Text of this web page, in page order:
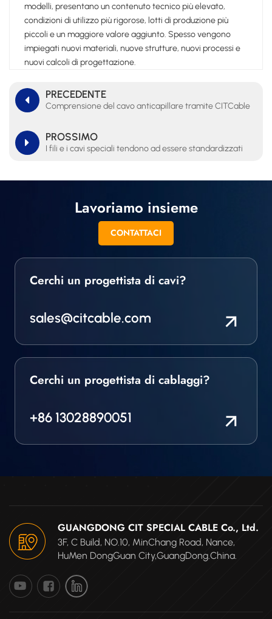
modelli, presentano un contenuto tecnico più elevato,
condizioni di utilizzo più rigorose, lotti di produzione più
piccoli e un maggiore valore aggiunto. Spesso vengono
impiegati nuovi materiali, nuove strutture, nuovi processi e
nuovi calcoli di progettazione.
PRECEDENTE
Comprensione del cavo anticapillare tramite CITCable
PROSSIMO
I fili e i cavi speciali tendono ad essere standardizzati
Lavoriamo insieme
CONTATTACI
Cerchi un progettista di cavi?
sales@citcable.com
Cerchi un progettista di cablaggi?
+86 13028890051
GUANGDONG CIT SPECIAL CABLE Co., Ltd.
3F, C Build, NO.10, MinChang Road, Nance,
HuMen DongGuan City,GuangDong.China.